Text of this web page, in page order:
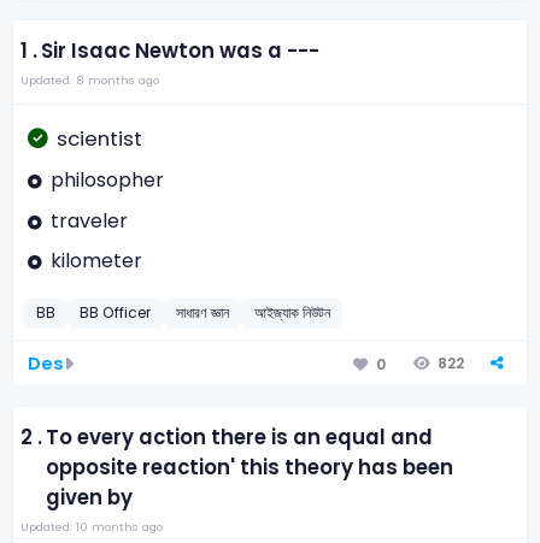
1 .Sir Isaac Newton was a ---
Updated: 8 months ago
scientist
philosopher
traveler
kilometer
BB BB Officer সাধারণ জ্ঞান আইজ্যাক নিউটন
Des 0 822
2 .To every action there is an equal and
opposite reaction' this theory has been
given by
Updated: 10 months ago